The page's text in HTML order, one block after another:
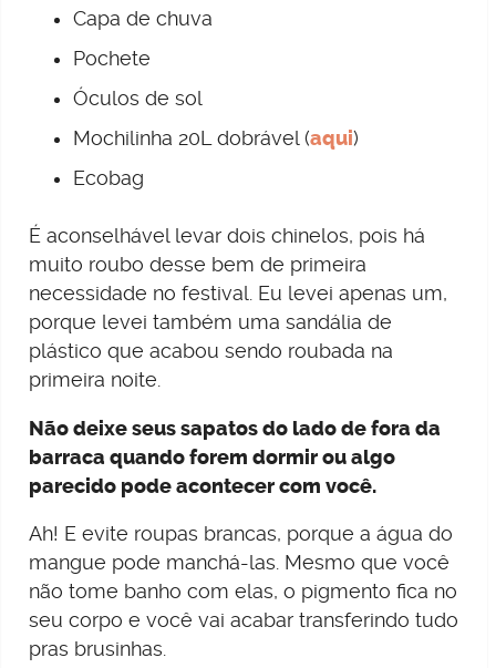
Capa de chuva
Pochete
Óculos de sol
Mochilinha 20L dobrável (aqui)
Ecobag
É aconselhável levar dois chinelos, pois há
muito roubo desse bem de primeira
necessidade no festival. Eu levei apenas um,
porque levei também uma sandália de
plástico que acabou sendo roubada na
primeira noite.
Não deixe seus sapatos do lado de fora da
barraca quando forem dormir ou algo
parecido pode acontecer com você.
Ah! E evite roupas brancas, porque a água do
mangue pode manchá-las. Mesmo que você
não tome banho com elas, o pigmento fica no
seu corpo e você vai acabar transferindo tudo
pras brusinhas.